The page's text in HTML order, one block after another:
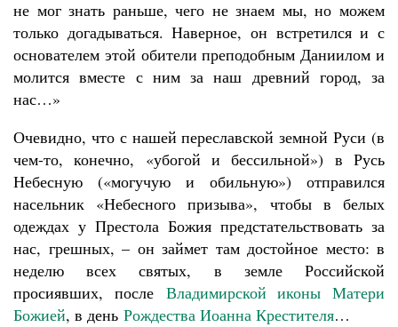
не мог знать раньше, чего не знаем мы, но можем
только догадываться. Наверное, он встретился и с
основателем этой обители преподобным Даниилом и
молится вместе с ним за наш древний город, за
нас…»
Очевидно, что с нашей переславской земной Руси (в
чем-то, конечно, «убогой и бессильной») в Русь
Небесную («могучую и обильную») отправился
насельник «Небесного призыва», чтобы в белых
одеждах у Престола Божия предстательствовать за
нас, грешных, – он займет там достойное место: в
неделю всех святых, в земле Российской
просиявших, после Владимирской иконы Матери
Божией, в день Рождества Иоанна Крестителя…